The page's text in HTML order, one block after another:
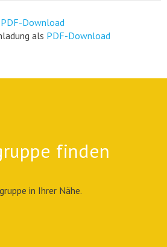
PDF-Download
als PDF-Download
finden
in Ihrer Nähe.